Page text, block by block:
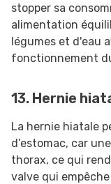
stopper sa
alimentation
légumes et d'eau
fonctionnement
13. Hernie
La hernie hiatale
d’estomac, car
thorax, ce qui
valve qui